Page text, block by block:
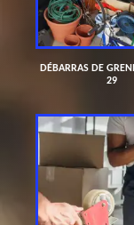
DÉBARRAS DE
29